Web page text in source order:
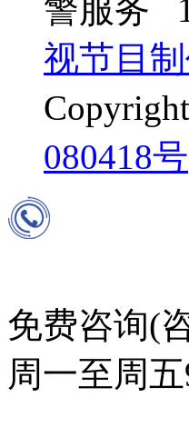
警服务
视节目
080418号
免费咨询(
周一至周